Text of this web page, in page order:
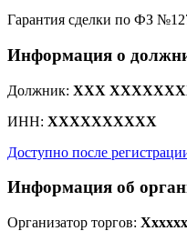
Гарантия сделки по ФЗ
Информация о
Должник: XXX
ИНН: XXXXXXXXXX
Доступно после
Информация об
Организатор торгов: